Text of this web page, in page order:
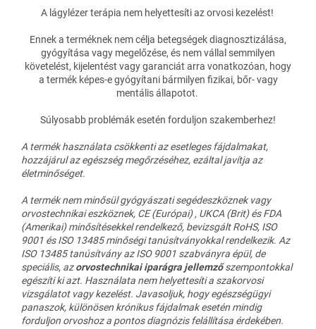
A lágylézer terápia nem helyettesíti az orvosi kezelést!
Ennek a terméknek nem célja betegségek diagnosztizálása,
gyógyítása vagy megelőzése, és nem vállal semmilyen
követelést, kijelentést vagy garanciát arra vonatkozóan, hogy
a termék képes-e gyógyítani bármilyen fizikai, bőr- vagy
mentális állapotot.
Súlyosabb problémák esetén forduljon szakemberhez!
A termék használata csökkenti az esetleges fájdalmakat,
hozzájárul az egészség megőrzéséhez, ezáltal javítja az
életminőséget.
A termék nem minősül gyógyászati segédeszköznek vagy
orvostechnikai eszköznek, CE (Európai) , UKCA (Brit) és FDA
(Amerikai) minősítésekkel rendelkező, bevizsgált RoHS, ISO
9001 és ISO 13485 minőségi tanúsítványokkal rendelkezik. Az
ISO 13485 tanúsítvány az ISO 9001 szabványra épül, de
speciális, azorvostechnikai iparágra jellemzőszempontokkal
egészíti ki azt. Használata nem helyettesíti a szakorvosi
vizsgálatot vagy kezelést. Javasoljuk, hogy egészségügyi
panaszok, különösen krónikus fájdalmak esetén mindig
forduljon orvoshoz a pontos diagnózis felállítása érdekében.